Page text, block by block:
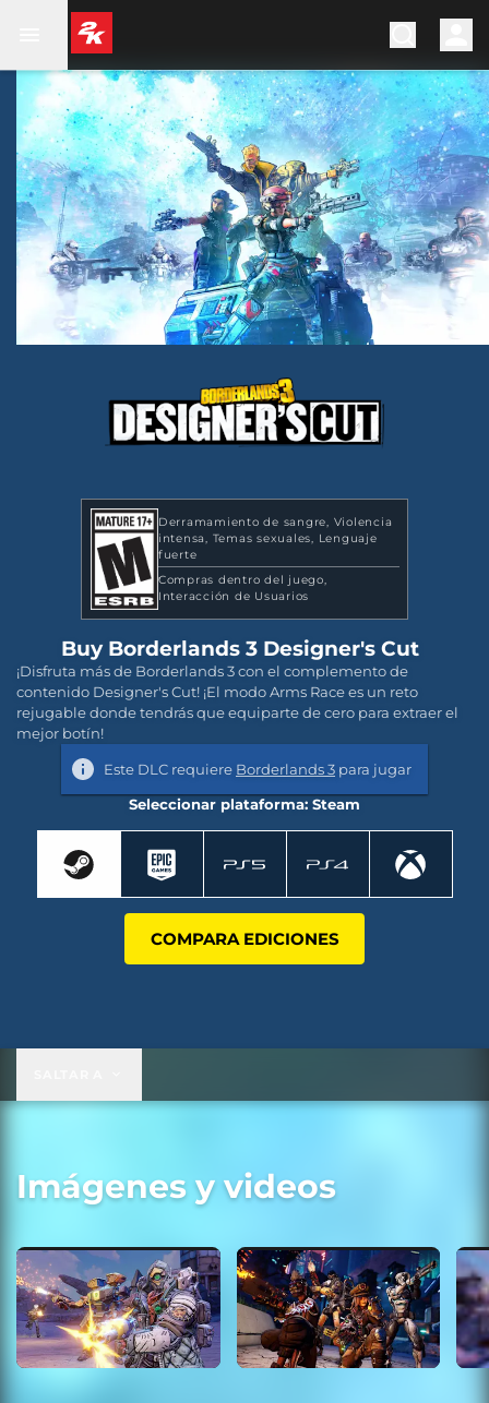
Derramamiento de sangre Violencia
intensa Temas sexuales
Lenguaje
fuerte
Compras dentro del juego
Interacción de Usuarios
Buy Borderlands 3 Designer's Cut
¡Disfruta más de Borderlands 3 con el complemento de
contenido Designer's Cut! ¡El modo Arms Race es un reto
rejugable donde tendrás que equiparte de cero para extraer el
mejor botín!
Este DLC requiere Borderlands 3 para jugar
Seleccionar plataforma: Steam
COMPARA EDICIONES
Imágenes y videos